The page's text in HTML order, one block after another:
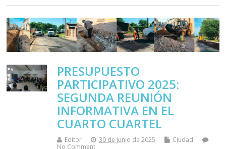
PRESUPUESTO
PARTICIPATIVO 2025:
SEGUNDA REUNIÓN
INFORMATIVA EN EL
CUARTO CUARTEL
Editor 30 de junio de 2025
Ciudad
No Comment